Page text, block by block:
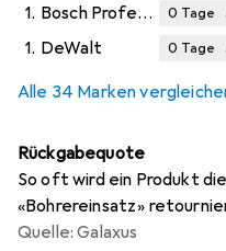
1. Bosch Professional Zubehör 0 Tage
1. DeWalt 0 Tage
Alle 34 Marken
Rückgabequote
So oft wird ein Produkt
«Bohrereinsatz»
Quelle: Galaxus